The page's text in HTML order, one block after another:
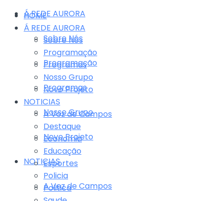
Á REDE AURORA
Sobre Nós
Programação
Programas
Nosso Grupo
Novo Projeto
NOTICIAS
A Voz de Campos
HOME
Á REDE AURORA
Sobre Nós
Programação
Programas
Nosso Grupo
Novo Projeto
NOTICIAS
A Voz de Campos
Destaque
Economia
Educação
Esportes
Policia
Politica